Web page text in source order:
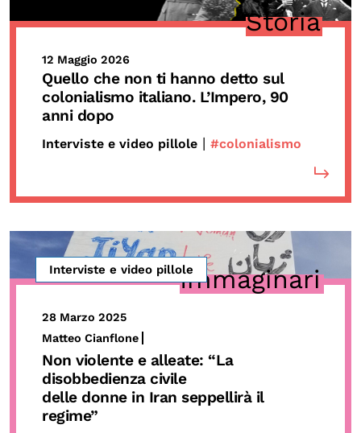
OLTRE LA SCUOLA
Attività per bambine e bambini
Programmi per le scuole
Under25
Classici del Pensiero Politico
Master e Executive Program
Storia
12 Maggio 2026
Quello che non ti hanno detto sul
colonialismo italiano. L’Impero, 90
anni dopo
Interviste e video pillole | #colonialismo
Interviste e video pilloleImmaginari
28 Marzo 2025
Matteo Cianflone
Non violente e alleate: “La
disobbedienza civile
delle donne in Iran seppellirà il
regime”